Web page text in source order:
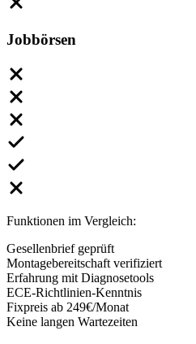
Jobbörsen
Funktionen im Vergleich:
Gesellenbrief geprüft
Montagebereitschaft verifiziert
Erfahrung mit Diagnosetools
ECE-Richtlinien-Kenntnis
Fixpreis ab 249€/Monat
Keine langen Wartezeiten